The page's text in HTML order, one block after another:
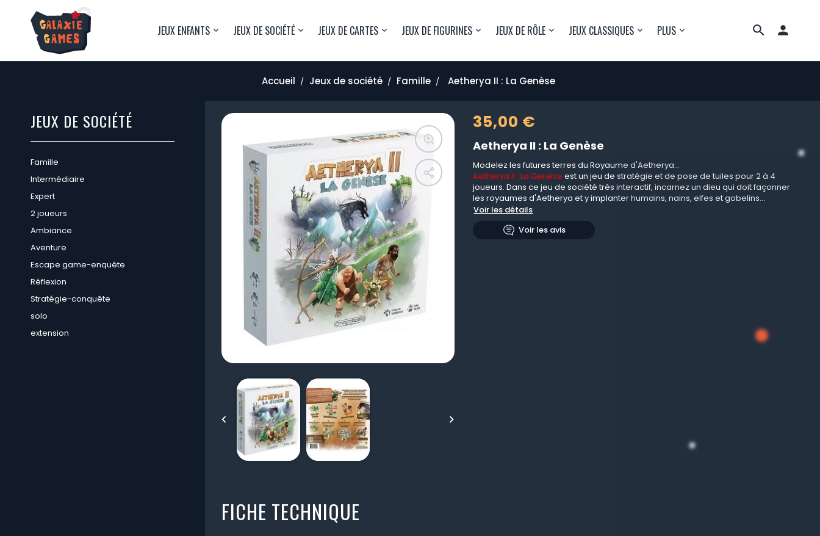

JEUX ENFANTS JEUX DE SOCIÉTÉ JEUX DE CARTES JEUX DE FIGURINES JEUX DE RÔLE JEUX CLASSIQUES PLUS
Accueil Jeux de société Famille Aetherya II : La Genèse
JEUX DE SOCIÉTÉ
Famille
Intermédiaire
Expert
2 joueurs
Ambiance
Aventure
Escape game-enquête
Réflexion
Stratégie-conquête
solo
extension
 
35,00 €
Aetherya II : La Genèse
Modelez les futures terres du Royaume d'Aetherya...
Aetherya II : La Genèse est un jeu de stratégie et de pose de tuiles pour 2 à 4
joueurs. Dans ce jeu de société très interactif, incarnez un dieu qui doit façonner
les royaumes d'Aetherya et y implanter humains, nains, elfes et gobelins...
Voir les détails
Voir les avis
FICHE TECHNIQUE